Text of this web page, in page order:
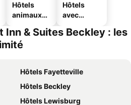
Hôtels
animaux
Hôtels
avec
& Suites Beckley : les
Hôtels Fayetteville
Hôtels Beckley
Hôtels Lewisburg